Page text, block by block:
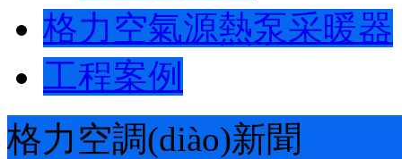
格力空氣源熱泵采暖器
工程案例
格力空調(diào)新聞